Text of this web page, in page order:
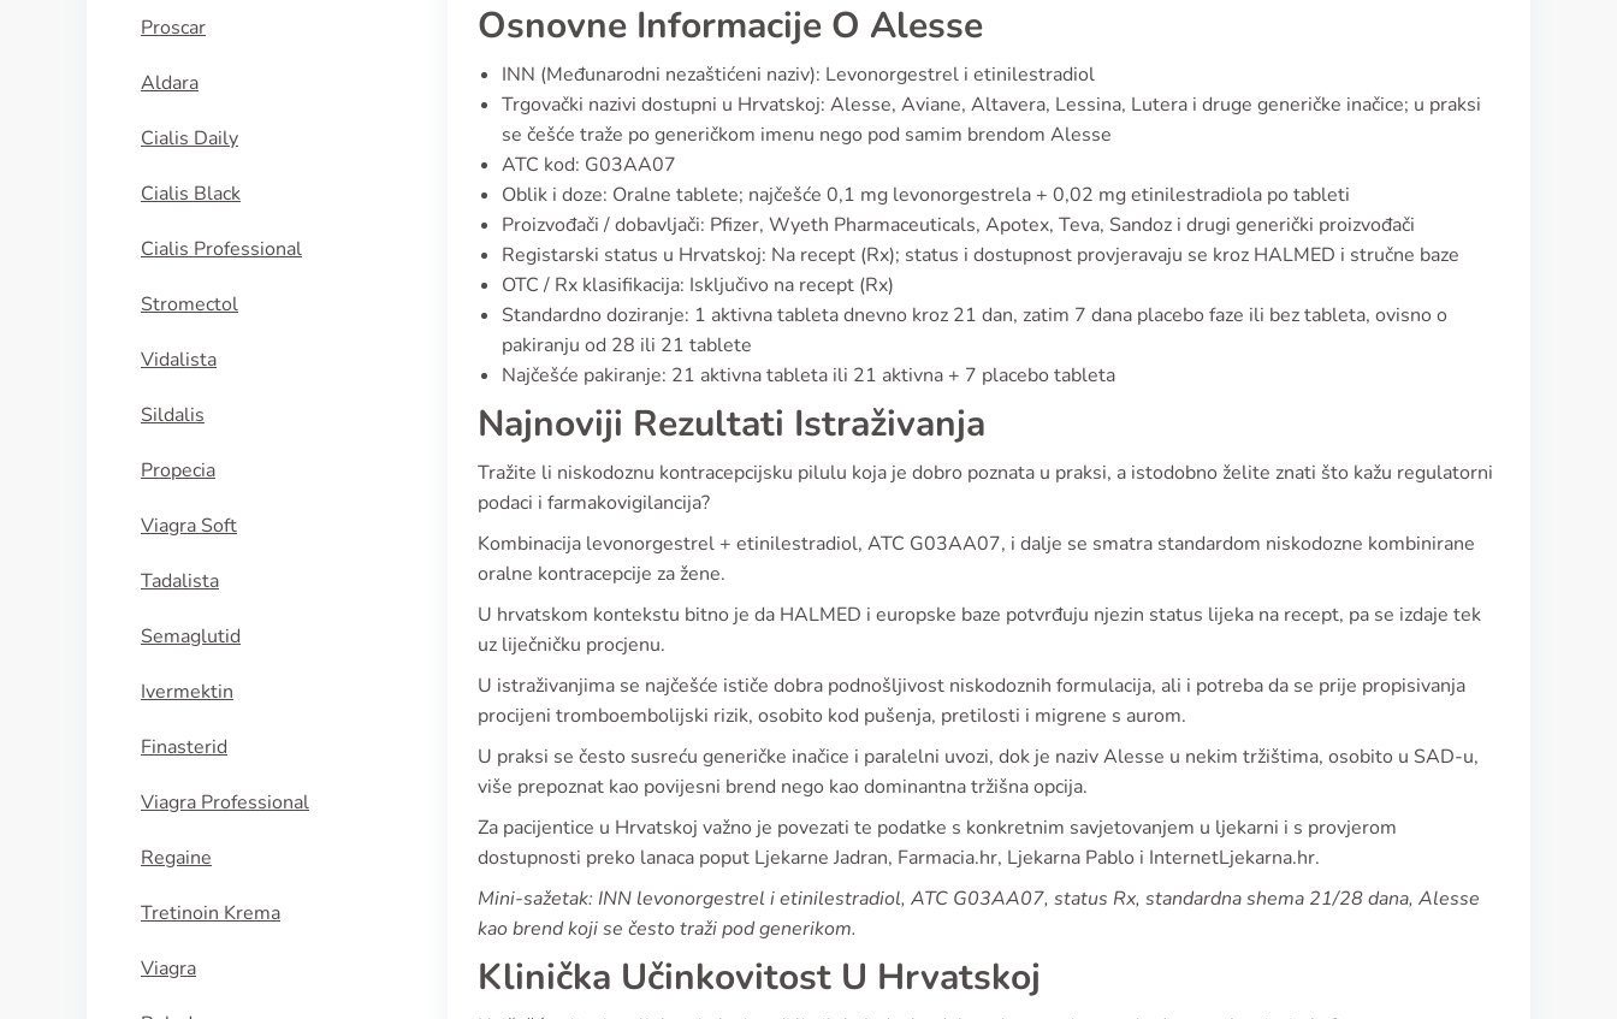
Proscar
Aldara
Cialis Daily
Cialis Black
Cialis Professional
Stromectol
Vidalista
Sildalis
Propecia
Viagra Soft
Tadalista
Semaglutid
Ivermektin
Finasterid
Viagra Professional
Regaine
Tretinoin Krema
Viagra
Osnovne Informacije O Alesse
INN (Međunarodni nezaštićeni naziv): Levonorgestrel i etinilestradiol
Trgovački nazivi dostupni u Hrvatskoj: Alesse, Aviane, Altavera, Lessina, Lutera i druge generičke inačice; u praksi
se češće traže po generičkom imenu nego pod samim brendom Alesse
ATC kod: G03AA07
Oblik i doze: Oralne tablete; najčešće 0,1 mg levonorgestrela + 0,02 mg etinilestradiola po tableti
Proizvođači / dobavljači: Pfizer, Wyeth Pharmaceuticals, Apotex, Teva, Sandoz i drugi generički proizvođači
Registarski status u Hrvatskoj: Na recept (Rx); status i dostupnost provjeravaju se kroz HALMED i stručne baze
OTC / Rx klasifikacija: Isključivo na recept (Rx)
Standardno doziranje: 1 aktivna tableta dnevno kroz 21 dan, zatim 7 dana placebo faze ili bez tableta, ovisno o
pakiranju od 28 ili 21 tablete
Najčešće pakiranje: 21 aktivna tableta ili 21 aktivna + 7 placebo tableta
Najnoviji Rezultati Istraživanja
Tražite li niskodoznu kontracepcijsku pilulu koja je dobro poznata u praksi, a istodobno želite znati što kažu regulatorni
podaci i farmakovigilancija?
Kombinacija levonorgestrel + etinilestradiol, ATC G03AA07, i dalje se smatra standardom niskodozne kombinirane
oralne kontracepcije za žene.
U hrvatskom kontekstu bitno je da HALMED i europske baze potvrđuju njezin status lijeka na recept, pa se izdaje tek
uz liječničku procjenu.
U istraživanjima se najčešće ističe dobra podnošljivost niskodoznih formulacija, ali i potreba da se prije propisivanja
procijeni tromboembolijski rizik, osobito kod pušenja, pretilosti i migrene s aurom.
U praksi se često susreću generičke inačice i paralelni uvozi, dok je naziv Alesse u nekim tržištima, osobito u SAD-u,
više prepoznat kao povijesni brend nego kao dominantna tržišna opcija.
Za pacijentice u Hrvatskoj važno je povezati te podatke s konkretnim savjetovanjem u ljekarni i s provjerom
dostupnosti preko lanaca poput Ljekarne Jadran, Farmacia.hr, Ljekarna Pablo i InternetLjekarna.hr.
Mini-sažetak: INN levonorgestrel i etinilestradiol, ATC G03AA07, status Rx, standardna shema 21/28 dana, Alesse
kao brend koji se često traži pod generikom.
Klinička Učinkovitost U Hrvatskoj